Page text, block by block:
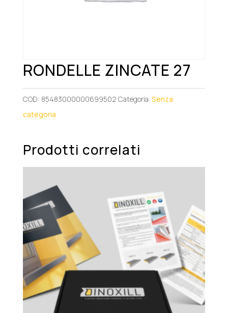
RONDELLE ZINCATE 27
COD: 85483000000699502 Categoria: Senza
categoria
Prodotti correlati